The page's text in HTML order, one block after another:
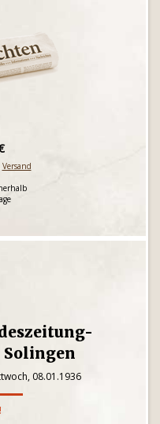
Versand
08.01.1936